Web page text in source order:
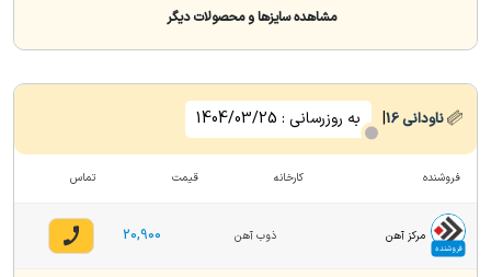
مشاهده سایزها و محصولات دیگر
ناودانی16
| به روزرسانی : 1404/03/25
فروشنده کارخانه قیمت تماس
فروشنده
مرکز آهن ذوب آهن 20,900